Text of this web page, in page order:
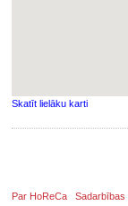
Skatīt lielāku karti
Par HoReCa
Sadarbības